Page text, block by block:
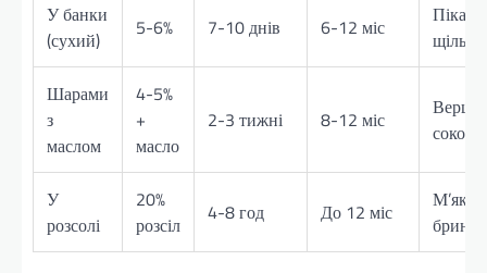
У банки
(сухий)
5-6% 7-10 днів 6-12 міс
Шарами
з
маслом
4-5%
+
масло
2-3 тижні 8-12 міс
У
розсолі
20%
розсіл
4-8 год До 12 міс